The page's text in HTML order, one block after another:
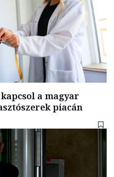
kapcsol a magyar
piacán